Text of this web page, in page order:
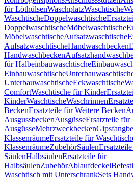
für LöthülsenWaschplatzWaschtische
WaschtischeDoppelwaschtische
DoppelwaschtischeMöbelwaschtische
MöbelwaschtischeAufsatzwaschtische
AufsatzwaschtischeHandwaschbecken
Handwaschbecken
für Halbeinbauwaschtische
Einbauwaschtische
UnterbauwaschtischeEckwaschtische
ComfortWaschtische für Kinder
KinderWaschtischeWaschrinnen
BeckenErsatzteile für Weitere Becken
AusgussbeckenAusgüsseErsatzteile für
AusgüsseMehrzweckbecken
KlassenräumeErsatzteile für
KlassenräumeZubehörSäulen
SäulenHalbsäulenErsatzteile für
HalbsäulenZubehörAblaufdeckel
Waschtisch mit UnterschrankSets